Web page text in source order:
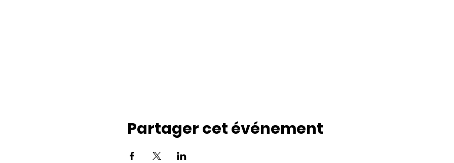
Partager cet événement